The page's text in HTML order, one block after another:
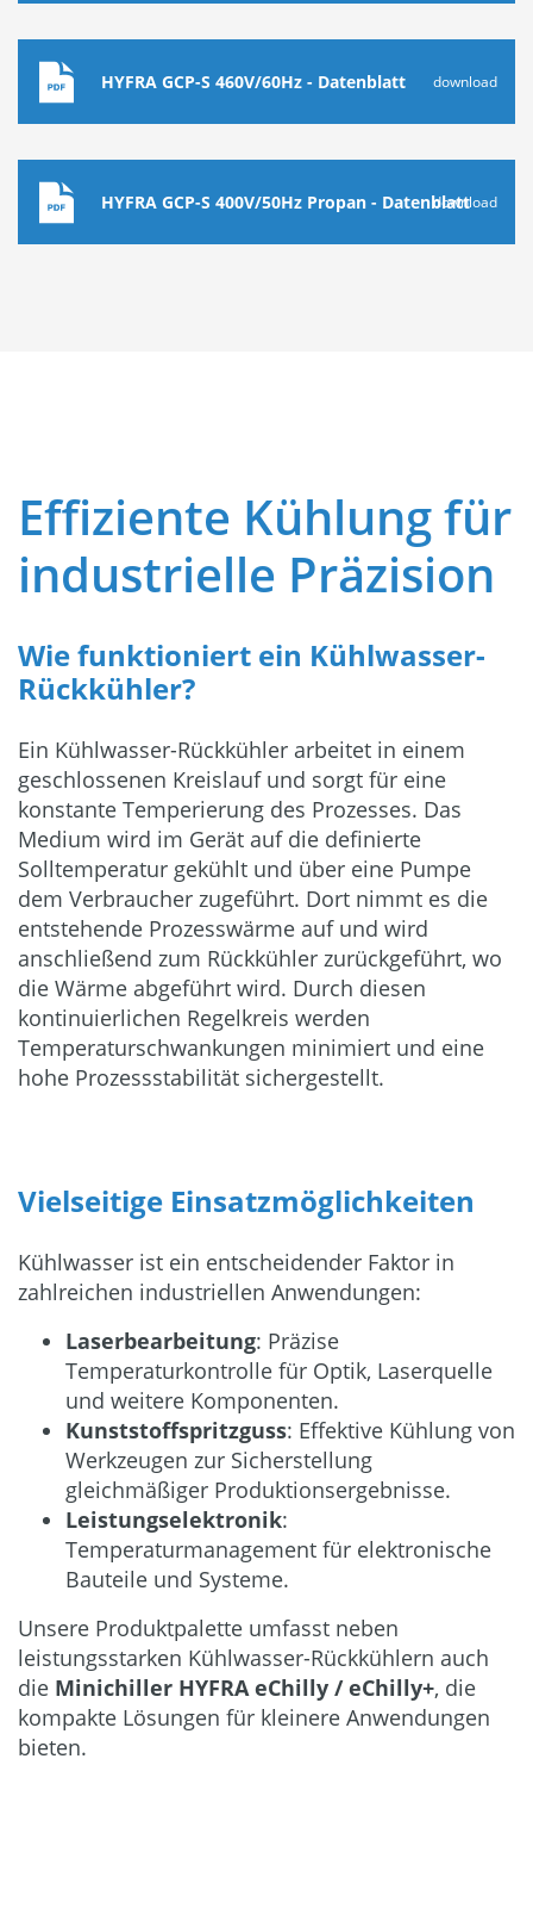
HYFRA GCP-S 460V/60Hz - Datenblatt download
HYFRA GCP-S 400V/50Hz Propan - Datenblatt
download
Effiziente Kühlung für
industrielle Präzision
Wie funktioniert ein Kühlwasser-
Rückkühler?
Ein Kühlwasser-Rückkühler arbeitet in einem
geschlossenen Kreislauf und sorgt für eine
konstante Temperierung des Prozesses. Das
Medium wird im Gerät auf die definierte
Solltemperatur gekühlt und über eine Pumpe
dem Verbraucher zugeführt. Dort nimmt es die
entstehende Prozesswärme auf und wird
anschließend zum Rückkühler zurückgeführt, wo
die Wärme abgeführt wird. Durch diesen
kontinuierlichen Regelkreis werden
Temperaturschwankungen minimiert und eine
hohe Prozessstabilität sichergestellt.
Vielseitige Einsatzmöglichkeiten
Kühlwasser ist ein entscheidender Faktor in
zahlreichen industriellen Anwendungen:
Laserbearbeitung: Präzise
Temperaturkontrolle für Optik, Laserquelle
und weitere Komponenten.
Kunststoffspritzguss: Effektive Kühlung von
Werkzeugen zur Sicherstellung
gleichmäßiger Produktionsergebnisse.
Leistungselektronik:
Temperaturmanagement für elektronische
Bauteile und Systeme.
Unsere Produktpalette umfasst neben
leistungsstarken Kühlwasser-Rückkühlern auch
die Minichiller HYFRA eChilly / eChilly+, die
kompakte Lösungen für kleinere Anwendungen
bieten.